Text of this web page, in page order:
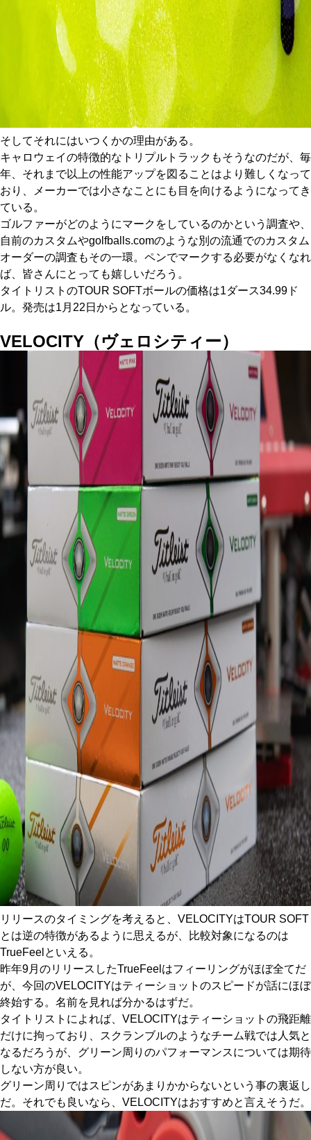
そしてそれにはいつくかの理由がある。
キャロウェイの特徴的なトリプルトラックもそうなのだが、毎
年、それまで以上の性能アップを図ることはより難しくなって
おり、メーカーでは小さなことにも目を向けるようになってき
ている。
ゴルファーがどのようにマークをしているのかという調査や、
自前のカスタムやgolfballs.comのような別の流通でのカスタム
オーダーの調査もその一環。ペンでマークする必要がなくなれ
ば、皆さんにとっても嬉しいだろう。
タイトリストのTOUR SOFTボールの価格は1ダース34.99ド
ル。発売は1月22日からとなっている。
VELOCITY（ヴェロシティー）
リリースのタイミングを考えると、VELOCITYはTOUR SOFT
とは逆の特徴があるように思えるが、比較対象になるのは
TrueFeelといえる。
昨年9月のリリースしたTrueFeelはフィーリングがほぼ全てだ
が、今回のVELOCITYはティーショットのスピードが話にほぼ
終始する。名前を見れば分かるはずだ。
タイトリストによれば、VELOCITYはティーショットの飛距離
だけに拘っており、スクランブルのようなチーム戦では人気と
なるだろうが、グリーン周りのパフォーマンスについては期待
しない方が良い。
グリーン周りではスピンがあまりかからないという事の裏返し
だ。それでも良いなら、VELOCITYはおすすめと言えそうだ。